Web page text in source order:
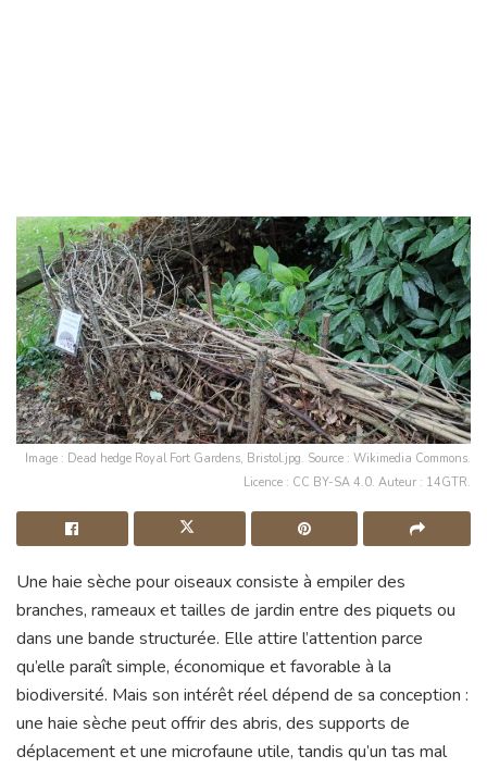
Image : Dead hedge Royal Fort Gardens, Bristol.jpg. Source : Wikimedia Commons.
Licence : CC BY-SA 4.0. Auteur : 14GTR.
Une haie sèche pour oiseaux consiste à empiler des
branches, rameaux et tailles de jardin entre des piquets ou
dans une bande structurée. Elle attire l’attention parce
qu’elle paraît simple, économique et favorable à la
biodiversité. Mais son intérêt réel dépend de sa conception :
une haie sèche peut offrir des abris, des supports de
déplacement et une microfaune utile, tandis qu’un tas mal